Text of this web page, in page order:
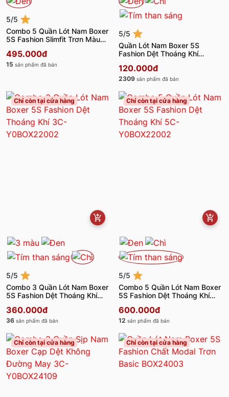
5/5
Combo 5 Quần Lót Nam Boxer
5S Fashion Slimfit Trơn Màu
495.000đ
15 sản phẩm đã bán
5/5
Quần Lót Nam Boxer 5S
Fashion Dệt Thoáng Khí
120.000đ
2309 sản phẩm đã bán
Chỉ còn tại cửa hàng
5/5
Combo 3 Quần Lót Nam Boxer
5S Fashion Dệt Thoáng Khí
360.000đ
36 sản phẩm đã bán
Chỉ còn tại cửa hàng
5/5
Combo 5 Quần Lót Nam Boxer
5S Fashion Dệt Thoáng Khí
600.000đ
12 sản phẩm đã bán
Chỉ còn tại cửa hàng Chỉ còn tại cửa hàng